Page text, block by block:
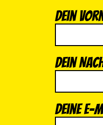
Dein
Dein
Deine E-